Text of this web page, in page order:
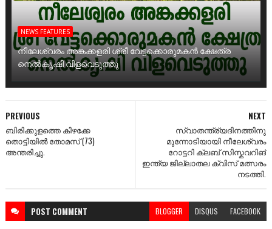
NEWS FEATURES
നീലേശ്വരം അങ്കക്കളരി ശ്രീ വേട്ടക്കൊരുമകൻ ക്ഷേത്ര
നെൽകൃഷി വിളവെടുത്തു
NEXT
സ്വാതന്ത്ര്യദിനത്തിനു
മുന്നോടിയായി നീലേശ്വരം
റോട്ടറി ക്ലബ് സിസ്കവറിങ്
ഇന്ത്യ ജില്ലാതല ക്വിസ് മത്സരം
നടത്തി.
PREVIOUS
ബിരിക്കുളത്തെ കിഴക്കേ
തൊട്ടിയിൽ തോമസ് (73)
അന്തരിച്ചു.
POST COMMENT BLOGGER DISQUS FACEBOOK